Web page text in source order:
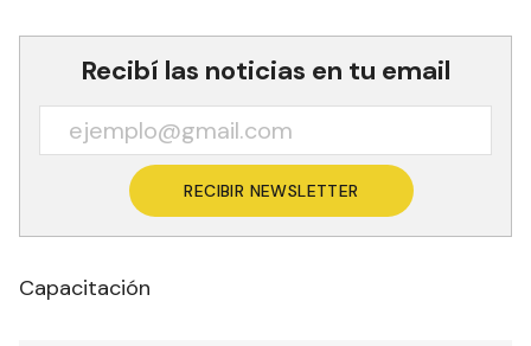
Recibí las noticias en tu email
RECIBIR NEWSLETTER
Capacitación